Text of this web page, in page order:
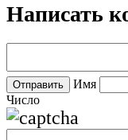
Написать
Имя
Число